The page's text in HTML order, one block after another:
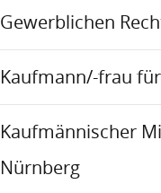
Gewerblichen
Kaufmann/-frau
Kaufmännischer
Nürnberg